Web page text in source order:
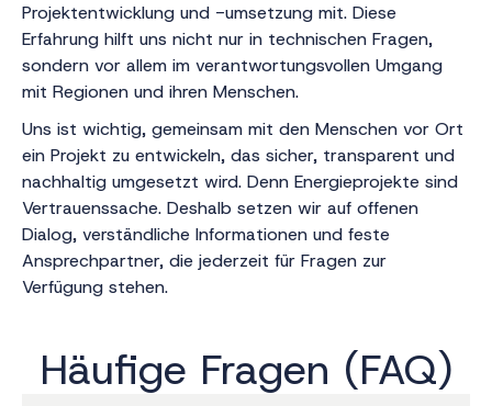
Projektentwicklung und -umsetzung mit. Diese
Erfahrung hilft uns nicht nur in technischen Fragen,
sondern vor allem im verantwortungsvollen Umgang
mit Regionen und ihren Menschen.
Uns ist wichtig, gemeinsam mit den Menschen vor Ort
ein Projekt zu entwickeln, das sicher, transparent und
nachhaltig umgesetzt wird. Denn Energieprojekte sind
Vertrauenssache. Deshalb setzen wir auf offenen
Dialog, verständliche Informationen und feste
Ansprechpartner, die jederzeit für Fragen zur
Verfügung stehen.
Häufige Fragen (FAQ)